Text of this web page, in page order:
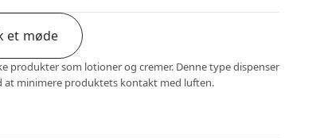
et møde
produkter som lotioner og cremer. Denne type dispenser
minimere produktets kontakt med luften.